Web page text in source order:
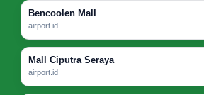
Bencoolen Mall
airport.id
Mall Ciputra Seraya
airport.id